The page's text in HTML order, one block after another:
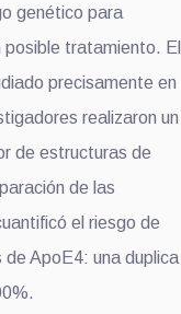
genético para
tratamiento. El
precisamente en
realizaron un
de estructuras de
de las
el riesgo de
ApoE4: una duplica